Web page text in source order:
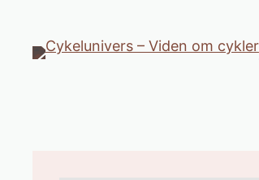
indhold